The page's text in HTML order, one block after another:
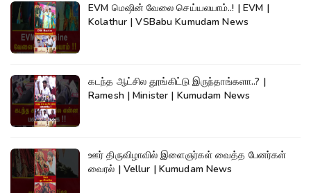
EVM மெஷின் வேலை செய்யலயாம்..! | EVM |
Kolathur | VSBabu Kumudam News
கடந்த ஆட்சில தூங்கிட்டு இருந்தாங்களா..? |
Ramesh | Minister | Kumudam News
ஊர் திருவிழாவில் இளைஞர்கள் வைத்த பேனர்கள்
வைரல் | Vellur | Kumudam News